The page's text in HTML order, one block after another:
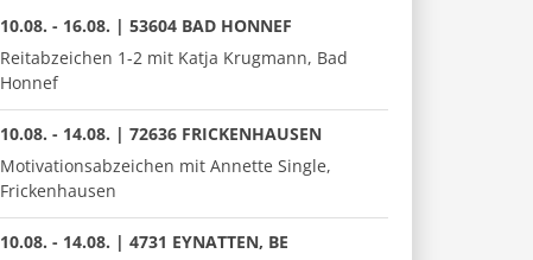
10.08. - 16.08. | 53604 BAD HONNEF
Reitabzeichen 1-2 mit Katja Krugmann, Bad
Honnef
10.08. - 14.08. | 72636 FRICKENHAUSEN
Motivationsabzeichen mit Annette Single,
Frickenhausen
10.08. - 14.08. | 4731 EYNATTEN, BE